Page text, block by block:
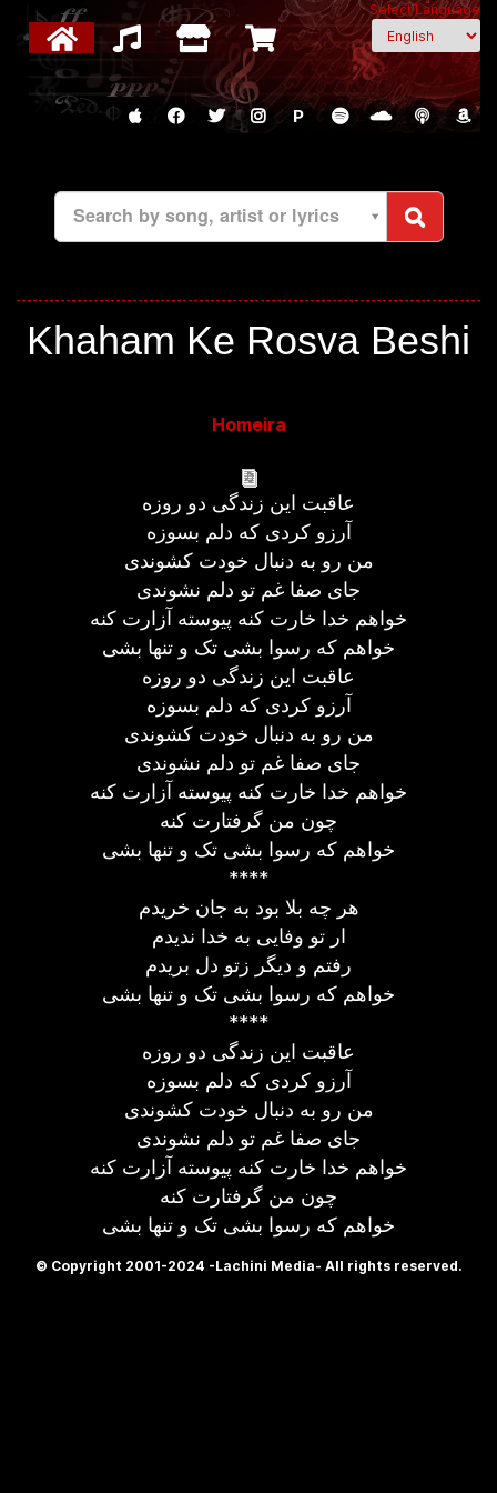
Select Language
P
Search by song, artist or lyrics
Khaham Ke Rosva Beshi
Homeira
عاقبت این زندگی دو روزه
آرزو کردی که دلم بسوزه
من رو به دنبال خودت کشوندی
جای صفا غم تو دلم نشوندی
خواهم خدا خارت کنه پیوسته آزارت کنه
خواهم که رسوا بشی تک و تنها بشی
عاقبت این زندگی دو روزه
آرزو کردی که دلم بسوزه
من رو به دنبال خودت کشوندی
جای صفا غم تو دلم نشوندی
خواهم خدا خارت کنه پیوسته آزارت کنه
چون من گرفتارت کنه
خواهم که رسوا بشی تک و تنها بشی
****
هر چه بلا بود به جان خریدم
ار تو وفایی به خدا ندیدم
رفتم و دیگر زتو دل بریدم
خواهم که رسوا بشی تک و تنها بشی
****
عاقبت این زندگی دو روزه
آرزو کردی که دلم بسوزه
من رو به دنبال خودت کشوندی
جای صفا غم تو دلم نشوندی
خواهم خدا خارت کنه پیوسته آزارت کنه
چون من گرفتارت کنه
خواهم که رسوا بشی تک و تنها بشی
© Copyright 2001-2024 -Lachini Media- All rights reserved.